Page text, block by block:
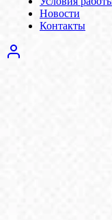
Новости
Контакты